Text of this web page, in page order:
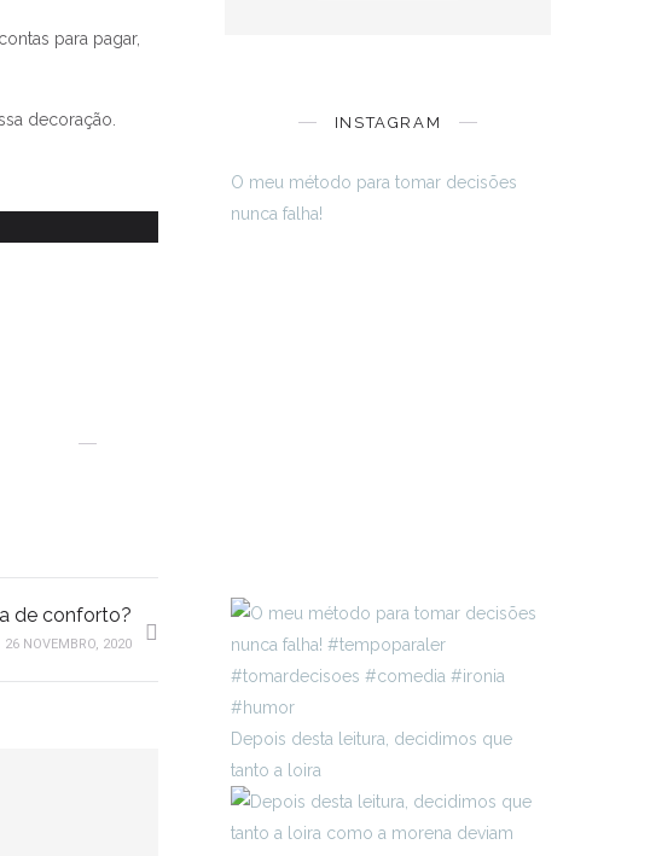
para pagar,
decoração.
de conforto?
26 NOVEMBRO, 2020
INSTAGRAM
O meu método para tomar decisões
nunca falha!
Depois desta leitura, decidimos que
tanto a loira